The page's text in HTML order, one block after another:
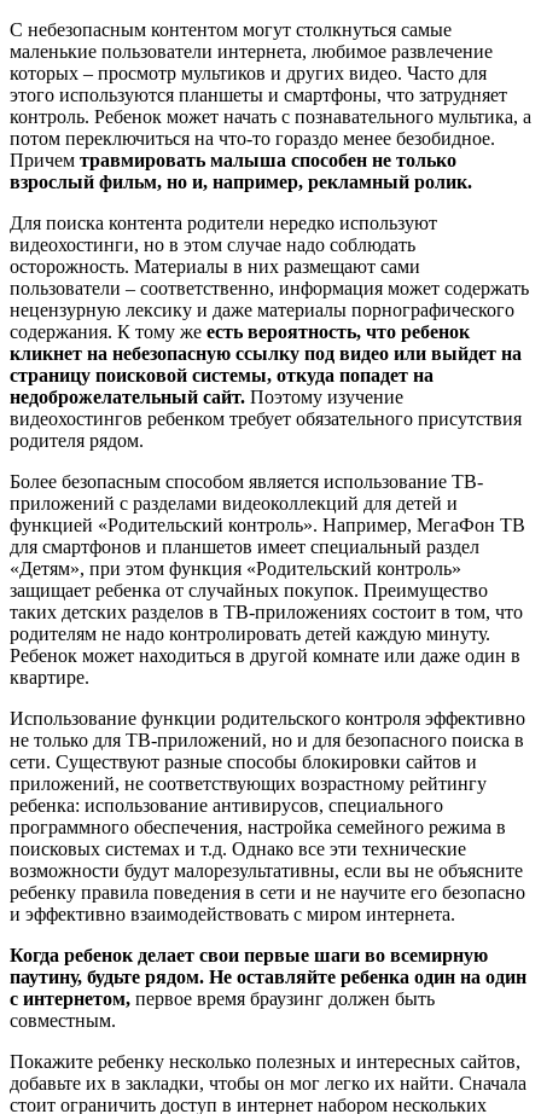
С небезопасным контентом могут столкнуться самые
маленькие пользователи интернета, любимое развлечение
которых – просмотр мультиков и других видео. Часто для
этого используются планшеты и смартфоны, что затрудняет
контроль. Ребенок может начать с познавательного мультика, а
потом переключиться на что-то гораздо менее безобидное.
Причем травмировать малыша способен не только
взрослый фильм, но и, например, рекламный ролик.
Для поиска контента родители нередко используют
видеохостинги, но в этом случае надо соблюдать
осторожность. Материалы в них размещают сами
пользователи – соответственно, информация может содержать
нецензурную лексику и даже материалы порнографического
содержания. К тому же есть вероятность, что ребенок
кликнет на небезопасную ссылку под видео или выйдет на
страницу поисковой системы, откуда попадет на
недоброжелательный сайт. Поэтому изучение
видеохостингов ребенком требует обязательного присутствия
родителя рядом.
Более безопасным способом является использование ТВ-
приложений с разделами видеоколлекций для детей и
функцией «Родительский контроль». Например, МегаФон ТВ
для смартфонов и планшетов имеет специальный раздел
«Детям», при этом функция «Родительский контроль»
защищает ребенка от случайных покупок. Преимущество
таких детских разделов в ТВ-приложениях состоит в том, что
родителям не надо контролировать детей каждую минуту.
Ребенок может находиться в другой комнате или даже один в
квартире.
Использование функции родительского контроля эффективно
не только для ТВ-приложений, но и для безопасного поиска в
сети. Существуют разные способы блокировки сайтов и
приложений, не соответствующих возрастному рейтингу
ребенка: использование антивирусов, специального
программного обеспечения, настройка семейного режима в
поисковых системах и т.д. Однако все эти технические
возможности будут малорезультативны, если вы не объясните
ребенку правила поведения в сети и не научите его безопасно
и эффективно взаимодействовать с миром интернета.
Когда ребенок делает свои первые шаги во всемирную
паутину, будьте рядом. Не оставляйте ребенка один на один
с интернетом, первое время браузинг должен быть
совместным.
Покажите ребенку несколько полезных и интересных сайтов,
добавьте их в закладки, чтобы он мог легко их найти. Сначала
стоит ограничить доступ в интернет набором нескольких